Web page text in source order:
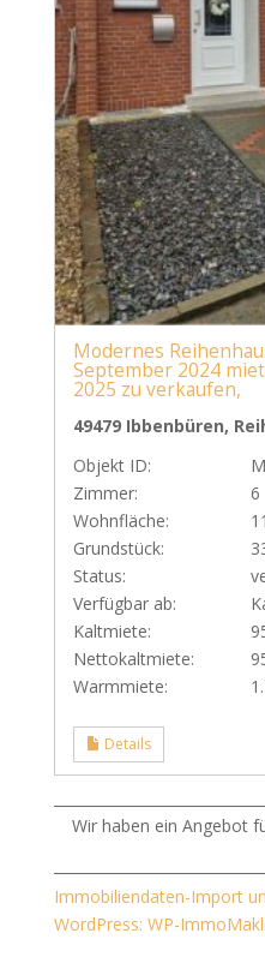
Modernes
September 2024
2025 zu verkaufen,
49479 Ibbenbüren,
Objekt ID:
Zimmer:
6
Wohnfläche:
Grundstück:
Status:
Verfügbar ab:
Kaltmiete:
Nettokaltmiete:
Warmmiete:
Details
Wir haben ein Angebot
Immobiliendaten-Import
WordPress: WP-